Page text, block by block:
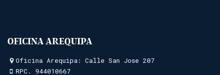
OFICINA AREQUIPA
Oficina Arequipa: Calle San Jose 207
RPC. 944010667